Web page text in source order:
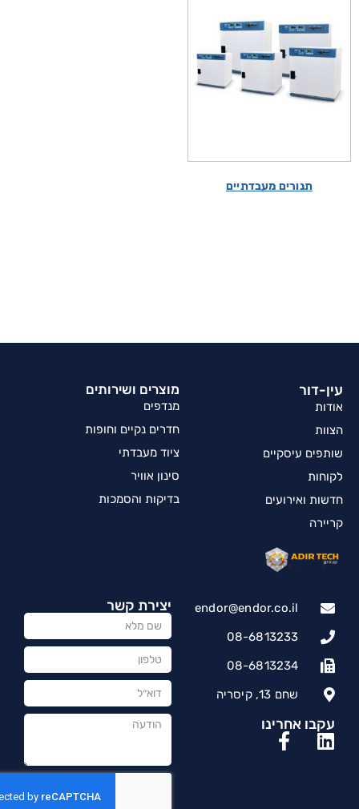
תנורים מעבדתיים
מוצרים ושירותים
מנדפים
חדרים נקיים וחופות
ציוד מעבדתי
סינון אוויר
בדיקות והסמכות
עין-דור
אודות
הצוות
שותפים עיסקיים
לקוחות
חדשות ואירועים
קריירה
יצירת קשר
endor@endor.co.il
08-6813233
08-6813234
שחם 13, קיסריה
עקבו אחרינו